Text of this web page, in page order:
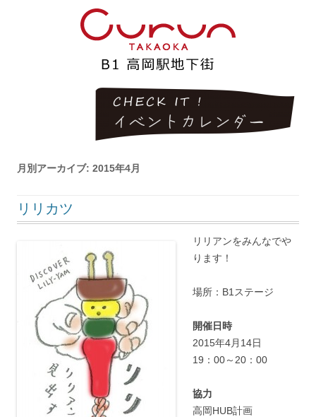
月別アーカイブ: 2015年4月
リリカツ
リリアンをみんなでや
ります！
場所：B1ステージ
開催日時
2015年4月14日
19：00～20：00
協力
高岡HUB計画